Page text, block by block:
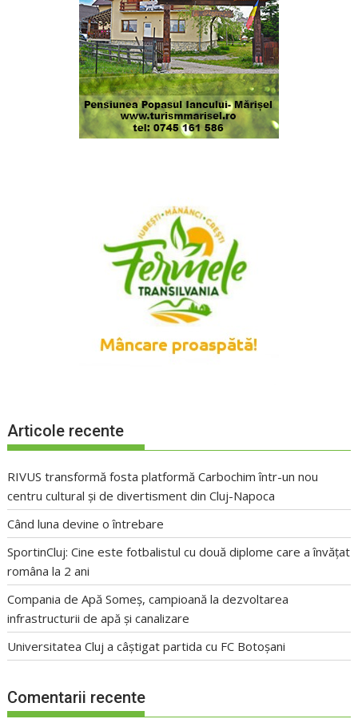
Articole recente
RIVUS transformă fosta platformă Carbochim într-un nou
centru cultural și de divertisment din Cluj-Napoca
Când luna devine o întrebare
SportinCluj: Cine este fotbalistul cu două diplome care a învățat
româna la 2 ani
Compania de Apă Someș, campioană la dezvoltarea
infrastructurii de apă și canalizare
Universitatea Cluj a câștigat partida cu FC Botoșani
Comentarii recente